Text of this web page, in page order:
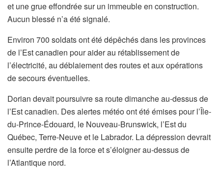
et une grue effondrée sur un immeuble en construction.
Aucun blessé n’a été signalé.
Environ 700 soldats ont été dépêchés dans les provinces
de l’Est canadien pour aider au rétablissement de
l’électricité, au déblaiement des routes et aux opérations
de secours éventuelles.
Dorian devait poursuivre sa route dimanche au-dessus de
l’Est canadien. Des alertes météo ont été émises pour l’Île-
du-Prince-Édouard, le Nouveau-Brunswick, l’Est du
Québec, Terre-Neuve et le Labrador. La dépression devrait
ensuite perdre de la force et s’éloigner au-dessus de
l’Atlantique nord.